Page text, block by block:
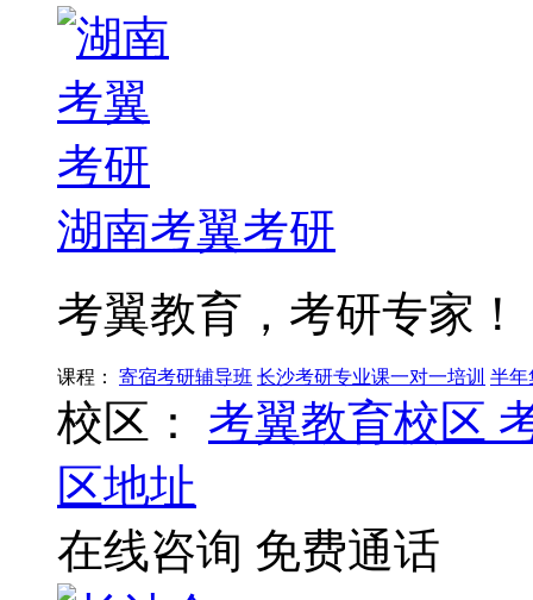
湖南考翼考研
考翼教育，考研专家！
课程： 寄宿考研辅导班 长沙考研专业课一对一培训 半年
校区： 考翼教育校区
区地址
在线咨询 免费通话